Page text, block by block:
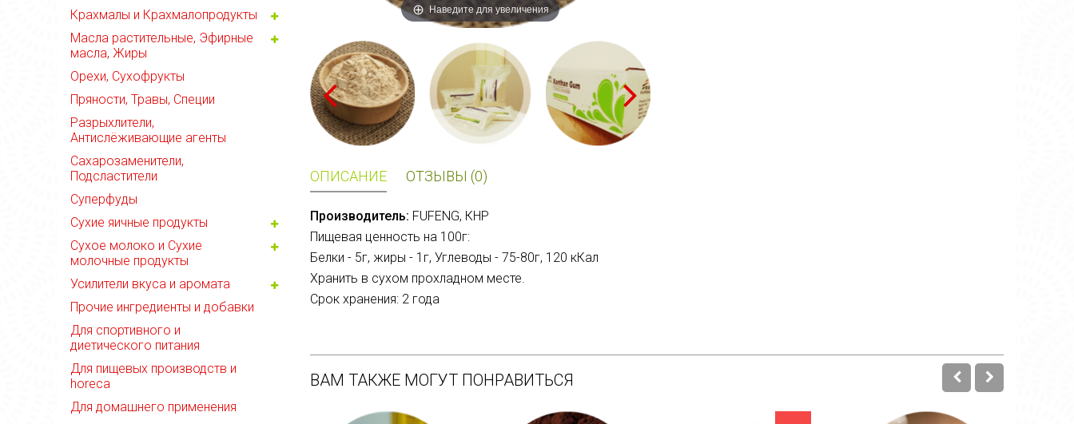
Крахмалы и Крахмалопродукты
Масла растительные, Эфирные
масла, Жиры
Орехи, Сухофрукты
Пряности, Травы, Специи
Разрыхлители,
Антислёживающие агенты
Сахарозаменители,
Подсластители
Суперфуды
Сухие яичные продукты
Сухое молоко и Сухие
молочные продукты
Усилители вкуса и аромата
Прочие ингредиенты и добавки
Для спортивного и
диетического питания
Для пищевых производств и
horeca
Для домашнего применения
Наведите для увеличения
ОПИСАНИЕ ОТЗЫВЫ (0)
Производитель: FUFENG, КНР
Пищевая ценность на 100г:
Белки - 5г, жиры - 1г, Углеводы - 75-80г, 120 кКал
Хранить в сухом прохладном месте.
Срок хранения: 2 года
ВАМ ТАКЖЕ МОГУТ ПОНРАВИТЬСЯ